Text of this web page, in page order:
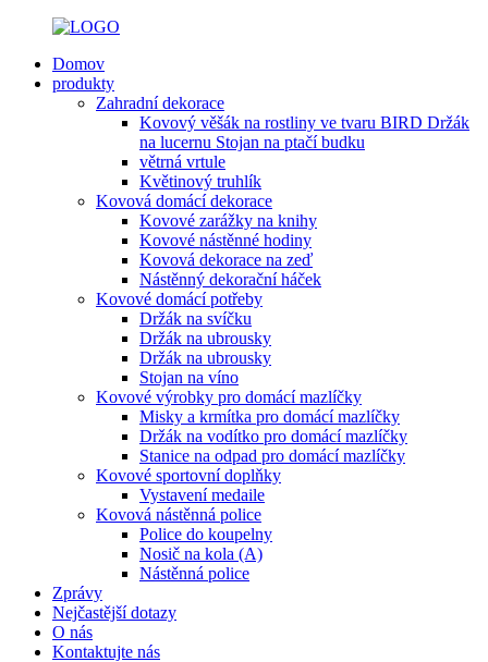
Domov
produkty
Zahradní dekorace
Kovový věšák na rostliny ve tvaru BIRD Držák
na lucernu Stojan na ptačí budku
větrná vrtule
Květinový truhlík
Kovová domácí dekorace
Kovové zarážky na knihy
Kovové nástěnné hodiny
Kovová dekorace na zeď
Nástěnný dekorační háček
Kovové domácí potřeby
Držák na svíčku
Držák na ubrousky
Držák na ubrousky
Stojan na víno
Kovové výrobky pro domácí mazlíčky
Misky a krmítka pro domácí mazlíčky
Držák na vodítko pro domácí mazlíčky
Stanice na odpad pro domácí mazlíčky
Kovové sportovní doplňky
Vystavení medaile
Kovová nástěnná police
Police do koupelny
Nosič na kola (A)
Nástěnná police
Zprávy
Nejčastější dotazy
O nás
Kontaktujte nás